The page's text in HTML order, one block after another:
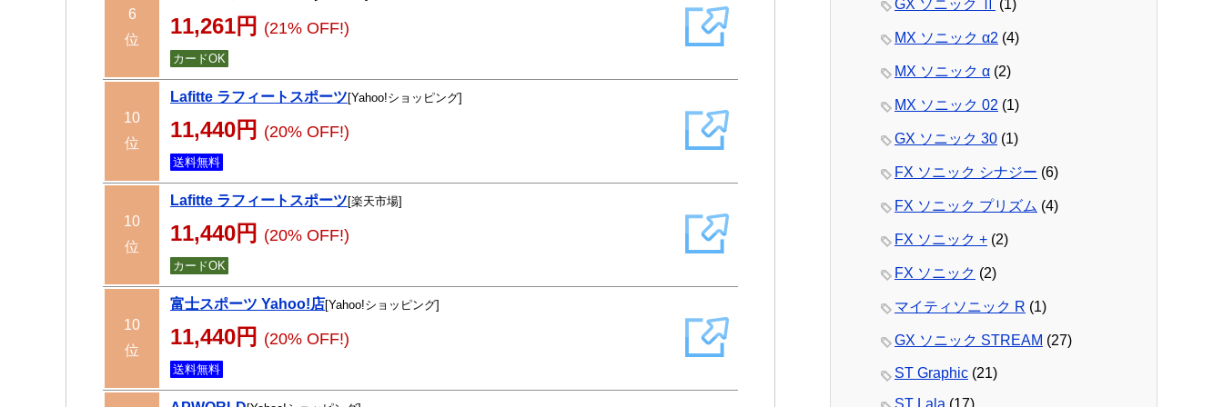
6
位
11,261円 (21% OFF!)
カードOK
10
位
Lafitte ラフィートスポーツ [Yahoo!ショッピング]
11,440円 (20% OFF!)
送料無料
10
位
Lafitte ラフィートスポーツ [楽天市場]
11,440円 (20% OFF!)
カードOK
10
位
富士スポーツ Yahoo!店[Yahoo!ショッピング]
11,440円 (20% OFF!)
送料無料
GX ソニック Ⅱ (1)
MX ソニック α2 (4)
MX ソニック α (2)
MX ソニック 02 (1)
GX ソニック 30 (1)
FX ソニック シナジー (6)
FX ソニック プリズム (4)
FX ソニック + (2)
FX ソニック (2)
マイティソニック R (1)
GX ソニック STREAM (27)
ST Graphic (21)